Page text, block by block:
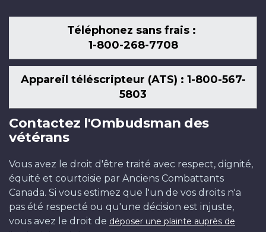
Téléphonez sans frais :
1-800-268-7708
Appareil téléscripteur (ATS) : 1-800-567-
5803
Contactez l'Ombudsman des
vétérans
Vous avez le droit d'être traité avec respect, dignité,
équité et courtoisie par Anciens Combattants
Canada. Si vous estimez que l'un de vos droits n'a
pas été respecté ou qu'une décision est injuste,
vous avez le droit de déposer une plainte auprès de